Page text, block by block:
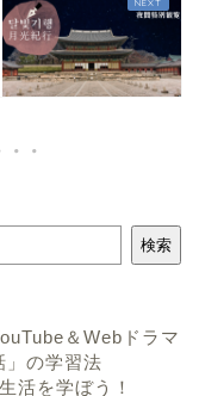
検索
＆Webドラマ
」の学習法
活を学ぼう！